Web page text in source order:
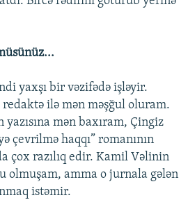
yaxşı bir vəzifədə işləyir.
redaktə ilə mən məşğul oluram.
mən baxıram, Çingiz
çevrilmə haqqı” romanının
çox razılıq edir. Kamil Vəlinin
olmuşam, amma o jurnala gələn
istəmir.